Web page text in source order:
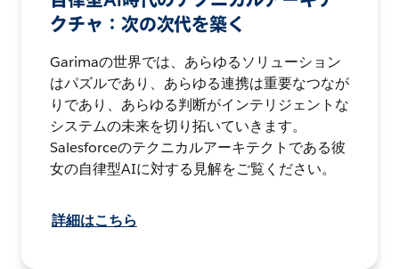
クチャ：次の次代を築く
Garimaの世界では、あらゆるソリューション
はパズルであり、あらゆる連携は重要なつなが
りであり、あらゆる判断がインテリジェントな
システムの未来を切り拓いていきます。
Salesforceのテクニカルアーキテクトである彼
女の自律型AIに対する見解をご覧ください。
詳細はこちら